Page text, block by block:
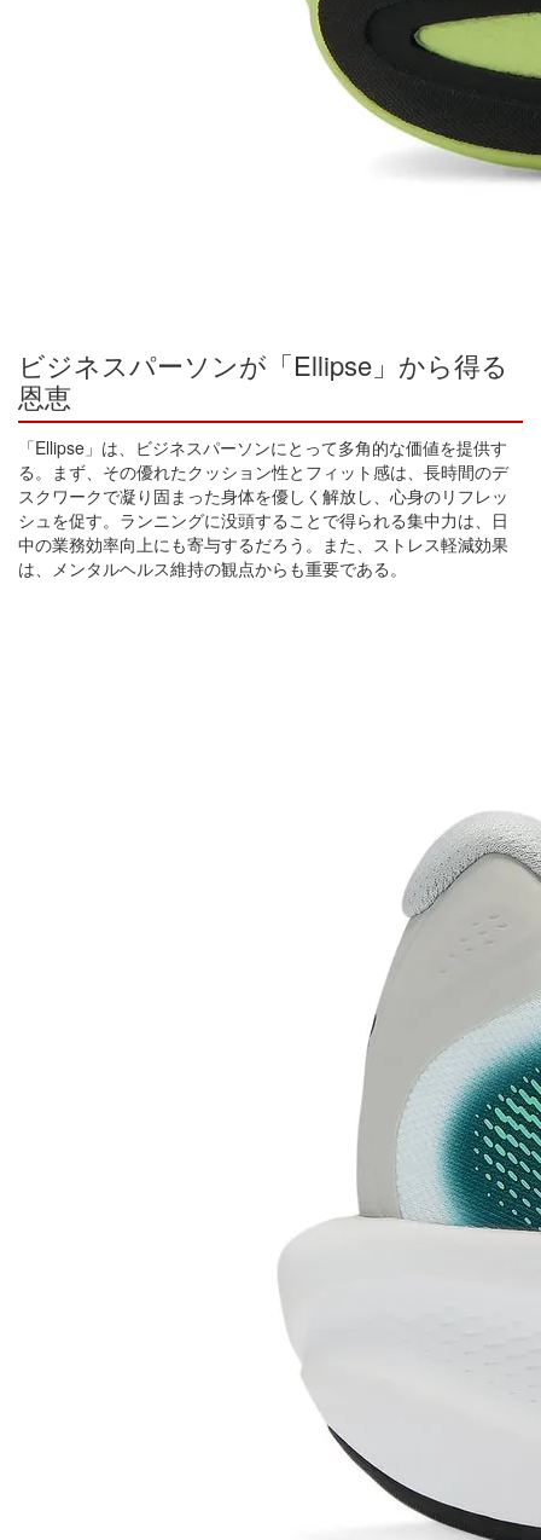
ビジネスパーソンが「Ellipse」から得る
恩恵
「Ellipse」は、ビジネスパーソンにとって多角的な価値を提供す
る。まず、その優れたクッション性とフィット感は、長時間のデ
スクワークで凝り固まった身体を優しく解放し、心身のリフレッ
シュを促す。ランニングに没頭することで得られる集中力は、日
中の業務効率向上にも寄与するだろう。また、ストレス軽減効果
は、メンタルヘルス維持の観点からも重要である。